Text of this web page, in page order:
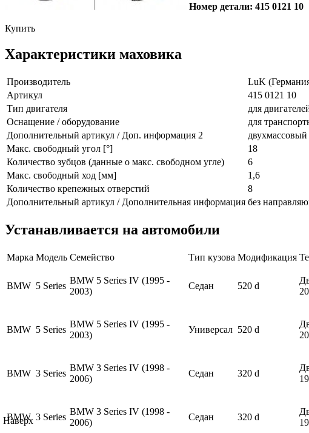
Номер детали: 415 0121 10
Купить
Характеристики маховика
Производитель
LuK
Артикул
415 0121 10
Тип двигателя
для
Оснащение / оборудование
для
Дополнительный артикул / Доп. информация 2
Макс. свободный угол [°]
18
Количество зубцов (данные о макс. свободном угле)
6
Макс. свободный ход [мм]
1,6
Количество крепежных отверстий
8
Дополнительный артикул / Дополнительная информация без
Устанавливается на автомобили
Марка Модель Семейство Тип кузова Модификация
BMW 5 Series
BMW 5 Series IV (1995 -
2003)
Седан 520 d
BMW 5 Series
BMW 5 Series IV (1995 -
2003)
Универсал 520 d
BMW 3 Series
BMW 3 Series IV (1998 -
2006)
Седан 320 d
BMW 3 Series
BMW 3 Series IV (1998 -
2006)
Седан 320 d
Наверх